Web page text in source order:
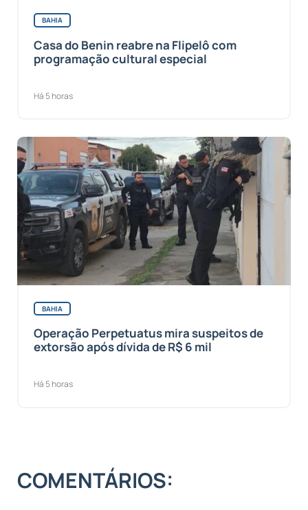
BAHIA
Casa do Benin reabre na Flipelô com
programação cultural especial
Há 5 horas
BAHIA
Operação Perpetuatus mira suspeitos de
extorsão após dívida de R$ 6 mil
Há 5 horas
COMENTÁRIOS: